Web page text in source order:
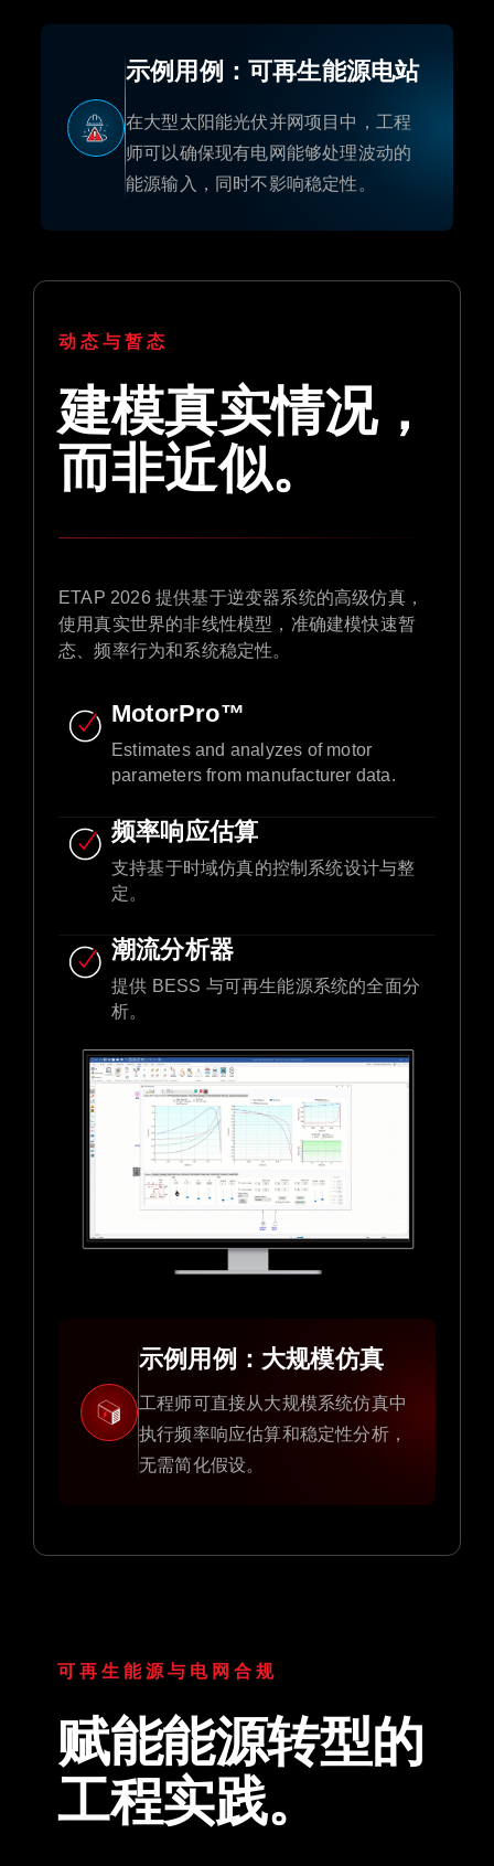
示例用例：可再生能源电站
在大型太阳能光伏并网项目中，工程
师可以确保现有电网能够处理波动的
能源输入，同时不影响稳定性。
示例用例：大规模仿真
工程师可直接从大规模系统仿真中
执行频率响应估算和稳定性分析，
无需简化假设。
动态与暂态
建模真实情况，
而非近似。
ETAP 2026 提供基于逆变器系统的高级仿真，
使用真实世界的非线性模型，准确建模快速暂
态、频率行为和系统稳定性。
MotorPro™
Estimates and analyzes of motor
parameters from manufacturer data.​
频率响应估算
支持基于时域仿真的控制系统设计与整
定。
潮流分析器
提供 BESS 与可再生能源系统的全面分
析。
可再生能源与电网合规
赋能能源转型的
工程实践。